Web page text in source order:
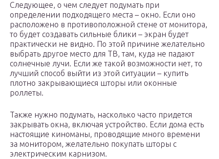
Следующее, о чем следует подумать при
определении подходящего места – окно. Если оно
расположено в противоположной стене от монитора,
то будет создавать сильные блики – экран будет
практически не видно. По этой причине желательно
выбрать другое место для ТВ, там, куда не падают
солнечные лучи. Если же такой возможности нет, то
лучший способ выйти из этой ситуации – купить
плотно закрывающиеся шторы или оконные
роллеты.
Также нужно подумать, насколько часто придется
закрывать окна, включая устройство. Если дома есть
настоящие киноманы, проводящие много времени
за монитором, желательно покупать шторы с
электрическим карнизом.